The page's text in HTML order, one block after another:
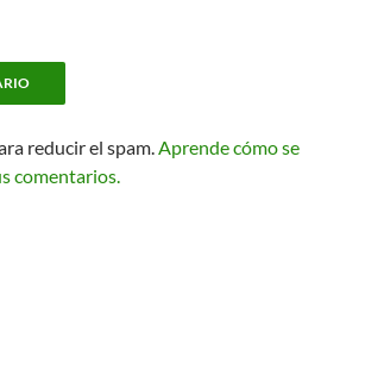
reducir el spam.Aprende cómo se
comentarios.